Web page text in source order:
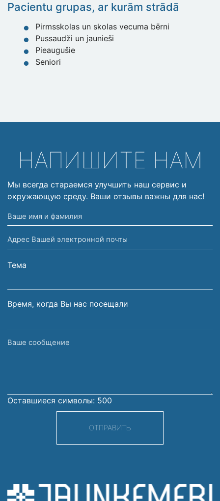
Pacientu grupas, ar kurām strādā
Pirmsskolas un skolas vecuma bērni
Pussaudži un jaunieši
Pieaugušie
Seniori
НАПИШИТЕ НАМ
Мы всегда стараемся улучшить наш сервис и
окружающую среду. Ваши отзывы важны для нас!
Ваше
имя
и
фамилия
Адрес
Вашей
электронной
Тема
Время, когда Вы нас посещали
Ваше
Оставшиеся символы: 500
ОТПРАВИТЬ